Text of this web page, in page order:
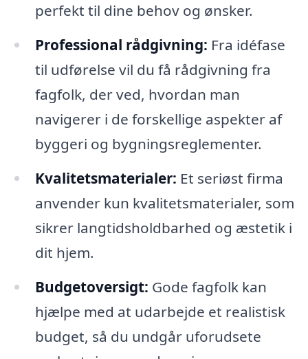
perfekt til dine behov og ønsker.
Professional rådgivning: Fra idéfase
til udførelse vil du få rådgivning fra
fagfolk, der ved, hvordan man
navigerer i de forskellige aspekter af
byggeri og bygningsreglementer.
Kvalitetsmaterialer: Et seriøst firma
anvender kun kvalitetsmaterialer, som
sikrer langtidsholdbarhed og æstetik i
dit hjem.
Budgetoversigt: Gode fagfolk kan
hjælpe med at udarbejde et realistisk
budget, så du undgår uforudsete